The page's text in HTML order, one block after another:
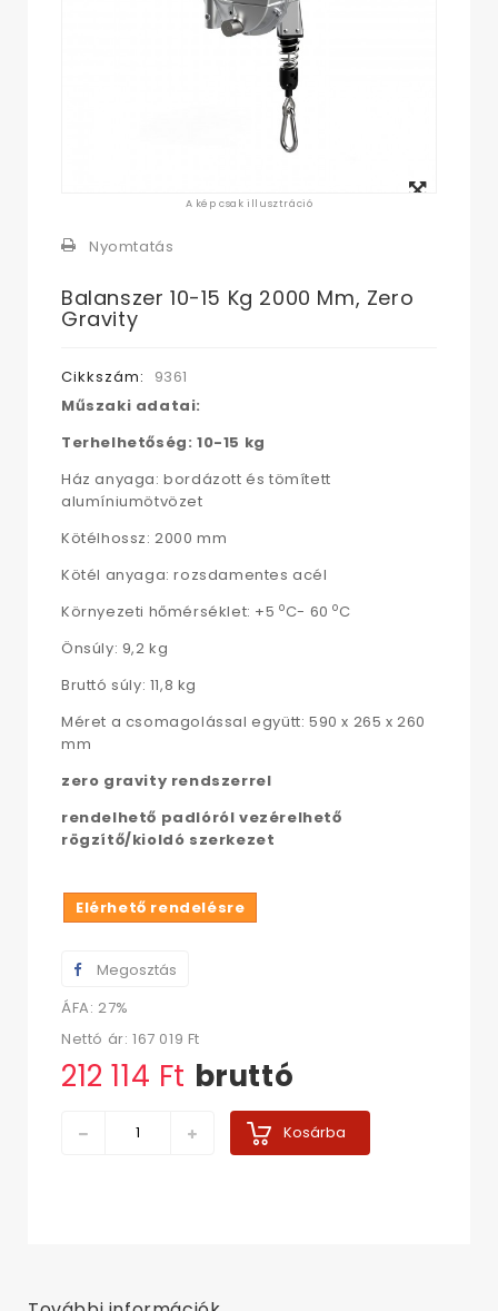
A kép csak illusztráció
Nyomtatás
Balanszer 10-15 Kg 2000 Mm, Zero
Gravity
Cikkszám:
9361
Műszaki adatai:
Terhelhetőség: 10-15 kg
Ház anyaga: bordázott és tömített
alumíniumötvözet
Kötélhossz: 2000 mm
Kötél anyaga: rozsdamentes acél
Környezeti hőmérséklet: +5oC- 60oC
Önsúly: 9,2 kg
Bruttó súly: 11,8 kg
Méret a csomagolással együtt: 590 x 265 x 260
mm
zero gravity rendszerrel
rendelhető padlóról vezérelhető
rögzítő/kioldó szerkezet
Elérhető rendelésre
Megosztás
ÁFA: 27%
Nettó ár: 167 019 Ft‎
212 114 Ft‎ bruttó
Kosárba